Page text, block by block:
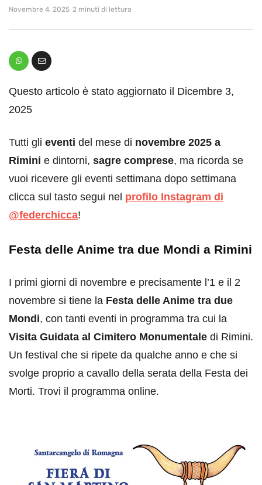
Novembre 4, 2025 2 minuti di lettura
Questo articolo è stato aggiornato il Dicembre 3,
2025
Tutti gli eventi del mese di novembre 2025 a
Rimini e dintorni, sagre comprese, ma ricorda se
vuoi ricevere gli eventi settimana dopo settimana
clicca sul tasto segui nel profilo Instagram di
@federchicca!
Festa delle Anime tra due Mondi a Rimini
I primi giorni di novembre e precisamente l’1 e il 2
novembre si tiene la Festa delle Anime tra due
Mondi, con tanti eventi in programma tra cui la
Visita Guidata al Cimitero Monumentale di Rimini.
Un festival che si ripete da qualche anno e che si
svolge proprio a cavallo della serata della Festa dei
Morti. Trovi il programma online.